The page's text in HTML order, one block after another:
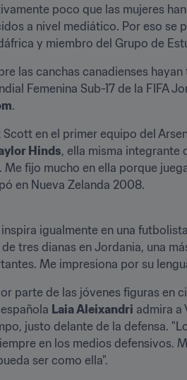
poco que las mujeres
a nivel mediático. Por eso se
y miembro del Grupo de
las canchas canadienses
Femenina Sub-17 de la FIFA
.
en el primer equipo del
Hinds, ella misma integrante
fijo mucho en ella porque
en Nueva Zelanda 2008.
igualmente en una
tres dianas en Jordania, una
Me impresiona por su
parte de las jóvenes figuras en
Laia Aleixandri admira a
justo delante de la defensa.
en los medios defensivos.
ser como ella".